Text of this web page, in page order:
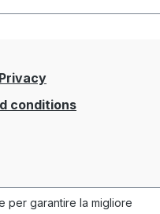
conditions
per garantire la migliore